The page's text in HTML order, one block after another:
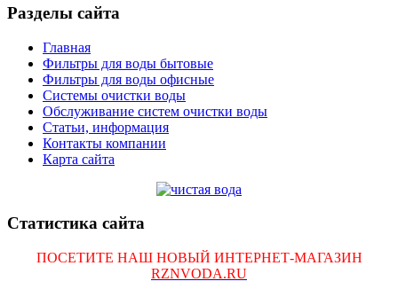
Разделы сайта
Главная
Фильтры для воды бытовые
Фильтры для воды офисные
Системы очистки воды
Обслуживание систем очистки воды
Статьи, информация
Контакты компании
Карта сайта
Статистика сайта
ПОСЕТИТЕ НАШ НОВЫЙ ИНТЕРНЕТ-МАГАЗИН
RZNVODA.RU